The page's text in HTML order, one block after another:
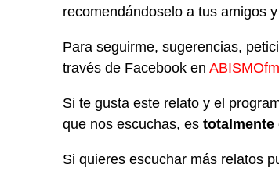
recomendándoselo a tus amigos
Para seguirme, sugerencias,
través de Facebook en ABISMOfm
Si te gusta este relato y el
que nos escuchas, es totalmente
Si quieres escuchar más relatos